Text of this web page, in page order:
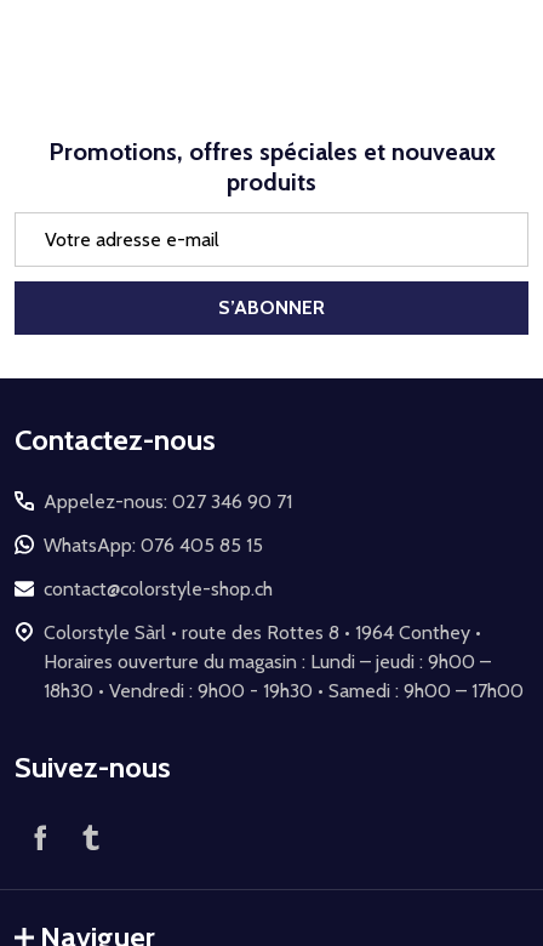
Promotions, offres spéciales et nouveaux
produits
mail
S’ABONNER
Début
pied
de
page
Contactez-nous
Appelez-nous: 027 346 90 71
WhatsApp: 076 405 85 15
contact@colorstyle-shop.ch
Colorstyle Sàrl • route des Rottes 8 • 1964 Conthey •
Horaires ouverture du magasin : Lundi – jeudi : 9h00 –
18h30 • Vendredi : 9h00 - 19h30 • Samedi : 9h00 – 17h00
Suivez-nous
Naviguer